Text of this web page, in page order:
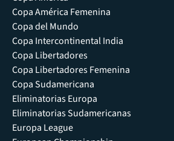
Copa América Femenina
Copa del Mundo
Copa Intercontinental India
Copa Libertadores
Copa Libertadores Femenina
Copa Sudamericana
Eliminatorias Europa
Eliminatorias Sudamericanas
Europa League